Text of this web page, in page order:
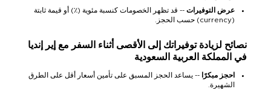
عرض التوفيرات -- قد تظهر الخصومات كنسبة مئوية (٪) أو قيمة ثابتة
(currency) حسب الحجز.
نصائح لزيادة توفيراتك إلى الأقصى أثناء السفر مع إير إنديا
في المملكة العربية السعودية
احجز مبكرًا
-- يساعد الحجز المسبق على تأمين أسعار أقل على الطرق
الشهيرة.